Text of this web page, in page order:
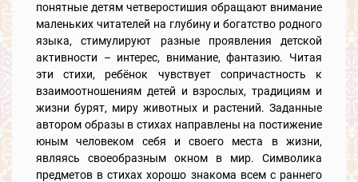
понятные детям четверостишия обращают внимание
маленьких читателей на глубину и богатство родного
языка, стимулируют разные проявления детской
активности – интерес, внимание, фантазию. Читая
эти стихи, ребёнок чувствует сопричастность к
взаимоотношениям детей и взрослых, традициям и
жизни бурят, миру животных и растений. Заданные
автором образы в стихах направлены на постижение
юным человеком себя и своего места в жизни,
являясь своеобразным окном в мир. Символика
предметов в стихах хорошо знакома всем с раннего